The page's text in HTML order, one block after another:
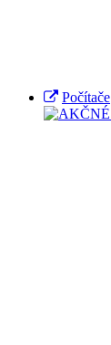
Počítače